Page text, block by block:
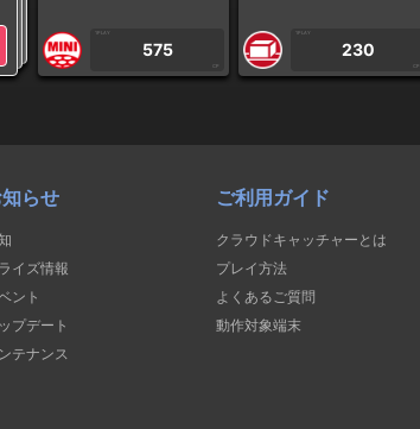
1PLAY
575
CP
1PLAY
230
CP
らせ
イズ情報
ント
プデート
テナンス
ご利用ガイド
クラウドキャッチャーとは
プレイ方法
よくあるご質問
動作対象端末